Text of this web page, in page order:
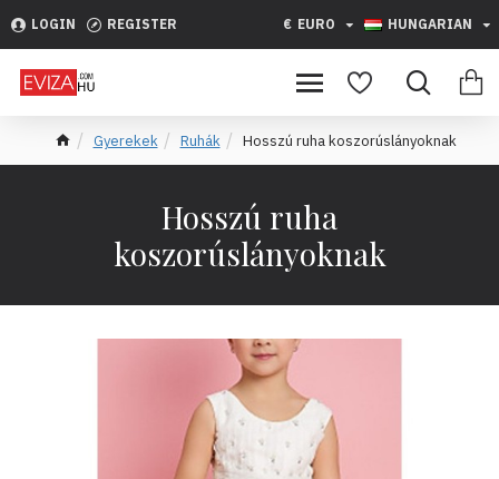
LOGIN REGISTER € EURO HUNGARIAN
Gyerekek Ruhák Hosszú ruha koszorúslányoknak
Hosszú ruha
koszorúslányoknak